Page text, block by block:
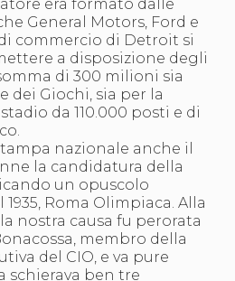
News
FAQ
fiscali
era formato dalle
General Motors, Ford e
commercio di Detroit si
a disposizione degli
di 300 milioni sia
dei Giochi, sia per la
da 110.000 posti e di
nazionale anche il
la candidatura della
un opuscolo
Roma Olimpiaca. Alla
nostra causa fu perorata
membro della
del CIO, e va pure
schierava ben tre